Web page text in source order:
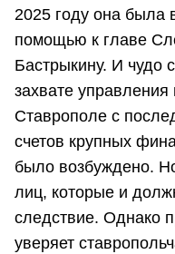
2025 году она была
помощью к главе
Бастрыкину. И чудо
захвате
Ставрополе с
счетов крупных
было возбуждено.
лиц, которые и
следствие. Однако
уверяет